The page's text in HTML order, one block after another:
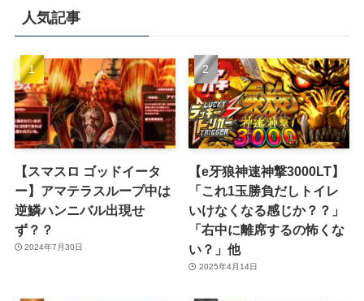
人気記事
【スマスロ ゴッドイータ
ー】アマテラスループ中は
逆鱗ハンニバル出現せ
ず？？
2024年7月30日
【e牙狼神速神撃3000LT】
「これ1玉勝負だしトイレ
いけなくなる感じか？？」
「右中に離席するの怖くな
い？」他
2025年4月14日